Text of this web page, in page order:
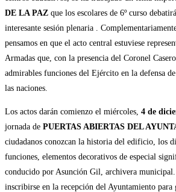
DE LA PAZ que los escolares de 6º curso
interesante sesión plenaria .
pensamos en que el acto central estuviese
Armadas que, con la presencia del Coronel
admirables funciones del Ejército en la defensa
las naciones.
Los actos darán comienzo el miércoles, 4 de
jornada de PUERTAS ABIERTAS DEL
ciudadanos conozcan la historia del edificio, los
funciones, elementos decorativos de especial
conducido por Asunción Gil, archivera municipal.
inscribirse en la recepción del Ayuntamiento